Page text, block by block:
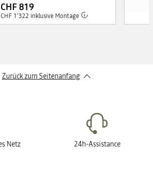
CHF 819
CHF 1'322 inklusive Montage
Zurück zum Seitenanfang
Netz 24h-Assistance